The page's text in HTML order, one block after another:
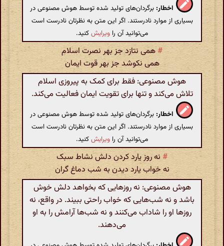
اخطار: برگردان‌های تولید شده توسط هوش مصنوعی در
بسیاری از موارد نادرستند. اگر این متن به نظرتان نادرست است
می‌توانید آن را ویرایشکنید.
#همی نتازد جز بهر نصرت اسلام
همی نکوشد جز بهر قوت ایمان
هوش مصنوعی: فقط برای کمک به پیروزی اسلام
تلاش می‌کند و تنها برای تقویت ایمان فعالیت می‌کند.
اخطار: برگردان‌های تولید شده توسط هوش مصنوعی در
بسیاری از موارد نادرستند. اگر این متن به نظرتان نادرست است
می‌توانید آن را ویرایشکنید.
# نه روز یارد کردن دلش نشاط سبک
نه خواب یارد دیدن به شب دماغ گران
هوش مصنوعی: نه روزهایی که بخواهد دلش خوش
باشد و نه شب‌هایی که خواب راحتی ببیند. در واقع، نه
روزها او را شاداب می‌کنند و نه شب‌ها آرامش را به او
می‌دهند.